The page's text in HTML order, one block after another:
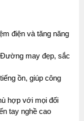
điện và tăng năng
may đẹp, sắc
ồn, giúp công
hợp với mọi đối
tay nghề cao